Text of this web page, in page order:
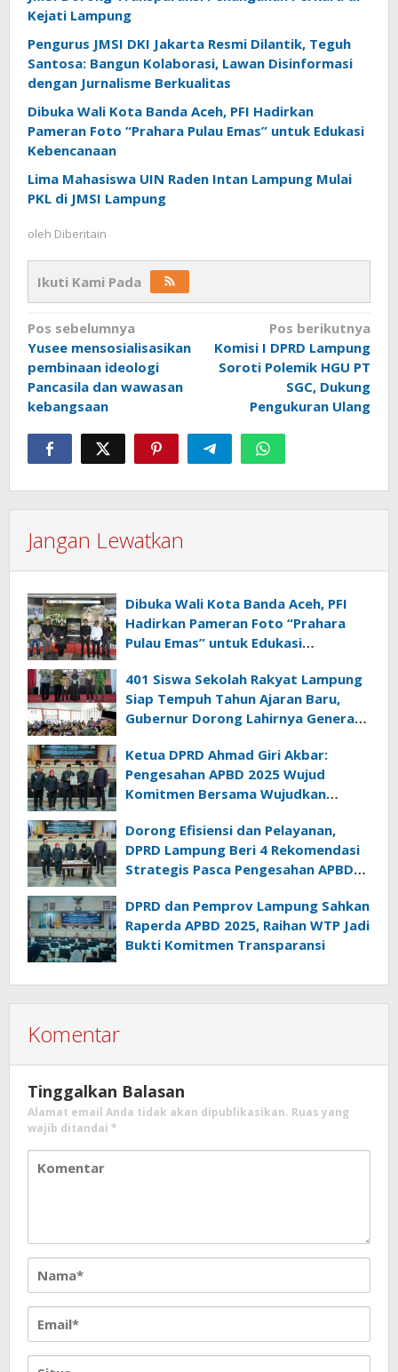
Kejati Lampung
Pengurus JMSI DKI Jakarta Resmi Dilantik, Teguh
Santosa: Bangun Kolaborasi, Lawan Disinformasi
dengan Jurnalisme Berkualitas
Dibuka Wali Kota Banda Aceh, PFI Hadirkan
Pameran Foto “Prahara Pulau Emas” untuk Edukasi
Kebencanaan
Lima Mahasiswa UIN Raden Intan Lampung Mulai
PKL di JMSI Lampung
oleh Diberitain
Ikuti Kami Pada
Navigasi
pos
Pos sebelumnya
Yusee mensosialisasikan
pembinaan ideologi
Pancasila dan wawasan
kebangsaan
Pos berikutnya
Komisi I DPRD Lampung
Soroti Polemik HGU PT
SGC, Dukung
Pengukuran Ulang
Jangan Lewatkan
Dibuka Wali Kota Banda Aceh, PFI
Hadirkan Pameran Foto “Prahara
Pulau Emas” untuk Edukasi
401 Siswa Sekolah Rakyat Lampung
Siap Tempuh Tahun Ajaran Baru,
Gubernur Dorong Lahirnya Generasi
Ketua DPRD Ahmad Giri Akbar:
Pengesahan APBD 2025 Wujud
Komitmen Bersama Wujudkan
Dorong Efisiensi dan Pelayanan,
DPRD Lampung Beri 4 Rekomendasi
Strategis Pasca Pengesahan APBD
DPRD dan Pemprov Lampung Sahkan
Raperda APBD 2025, Raihan WTP Jadi
Bukti Komitmen Transparansi
Komentar
Tinggalkan Balasan
Alamat email Anda tidak akan dipublikasikan. Ruas yang
wajib ditandai *